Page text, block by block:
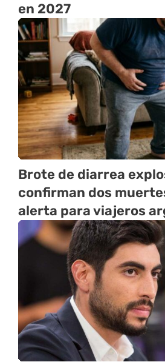
en 2027
Brote de diarrea
confirman dos
alerta para viajeros